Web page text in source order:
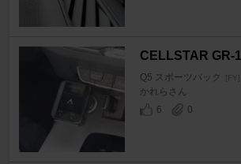
CELLSTAR GR-
Q5 スポーツバック [FY]
かれらさん
6
0